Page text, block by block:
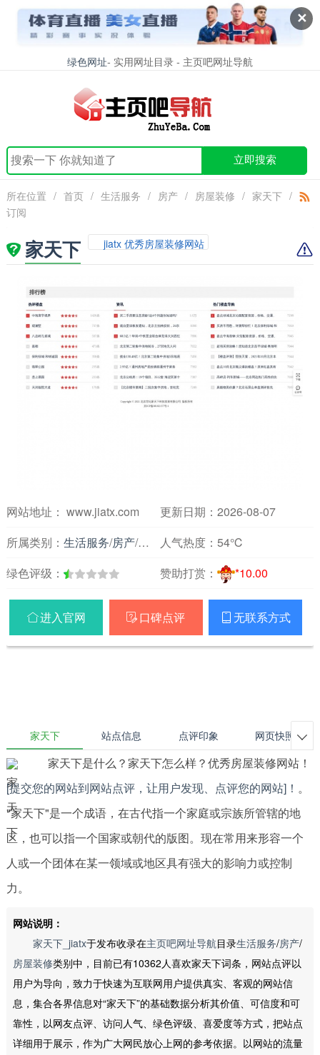
✕
绿色网址- 实用网址目录 - 主页吧网址导航
立即搜索
所在位置 / 首页 / 生活服务 / 房产 / 房屋装修 / 家天下 /
订阅
家天下 jiatx 优秀房屋装修网站
网站地址： www.jiatx.com
更新日期：2026-08-07
所属类别： 生活服务/房产/房屋装修人气热度： 54℃
绿色评级：
赞助打赏： *10.00
进入官网  口碑点评  无联系方式
家天下 站点信息 点评印象 网页快照 
家天下是什么？家天下怎么样？优秀房屋装修网站！
[提交您的网站到网站点评，让用户发现、点评您的网站]！ 。
"家天下"是一个成语，在古代指一个家庭或宗族所管辖的地
区，也可以指一个国家或朝代的版图。现在常用来形容一个
人或一个团体在某一领域或地区具有强大的影响力或控制
力。
网站说明：
家天下_jiatx于发布收录在主页吧网址导航目录生活服务/房产/
房屋装修类别中，目前已有10362人喜欢家天下词条，网站点评以
用户为导向，致力于快速为互联网用户提供真实、客观的网站信
息，集合各界信息对“家天下”的基础数据分析其价值、可信度和可
靠性，以网友点评、访问人气、绿色评级、喜爱度等方式，把站点
详细用于展示，作为广大网民放心上网的参考依据。以网站的流量